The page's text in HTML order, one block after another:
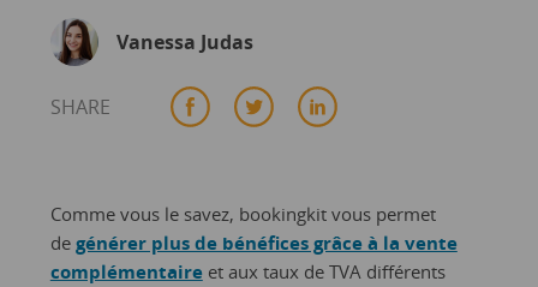
Vanessa Judas
SHARE
Comme vous le savez, bookingkit vous permet
de générer plus de bénéfices grâce à la vente
complémentaireet aux taux de TVA différents